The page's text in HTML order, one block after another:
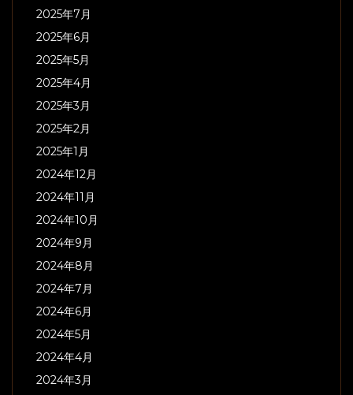
2025年7月
2025年6月
2025年5月
2025年4月
2025年3月
2025年2月
2025年1月
2024年12月
2024年11月
2024年10月
2024年9月
2024年8月
2024年7月
2024年6月
2024年5月
2024年4月
2024年3月